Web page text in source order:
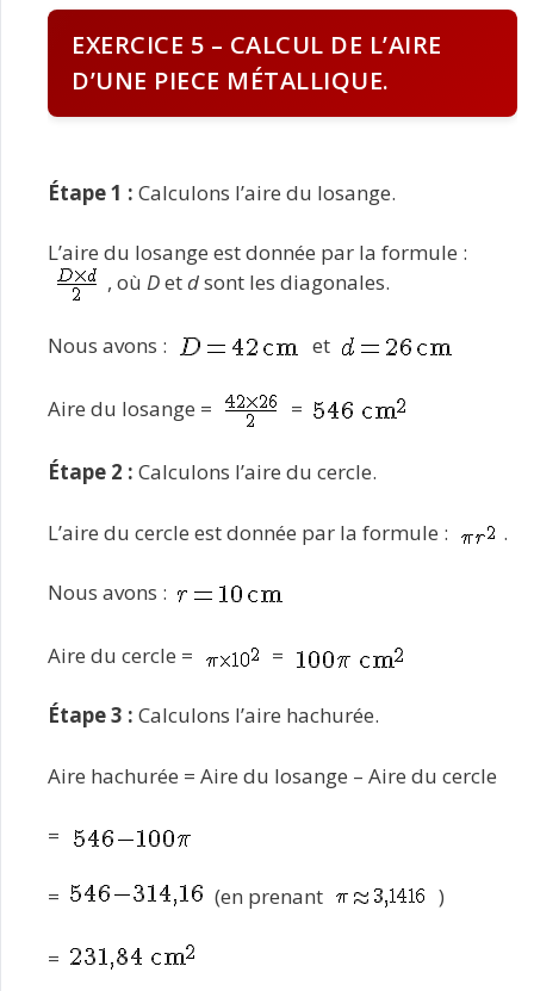
EXERCICE 5 – CALCUL DE L’AIRE
D’UNE PIECE MÉTALLIQUE.
Étape 1 : Calculons l’aire du losange.
L’aire du losange est donnée par la formule :
, où Detdsont les diagonales.
Nous avons : et
Aire du losange = =
Étape 2 : Calculons l’aire du cercle.
L’aire du cercle est donnée par la formule : .
Nous avons :
Aire du cercle = =
Étape 3 : Calculons l’aire hachurée.
Aire hachurée = Aire du losange – Aire du cercle
=
= (en prenant )
=